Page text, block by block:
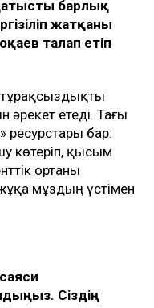
барлық
жатқаны
талап етіп
етеді. Тағы
ресурстары бар:
көтеріп, қысым
ортаны
мұздың үстімен
Сіздің